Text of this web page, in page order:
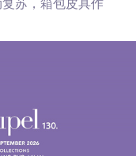
苏，箱包皮具作